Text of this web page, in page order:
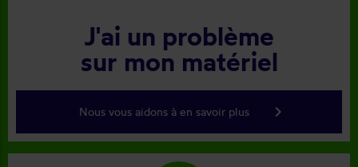
J'ai un problème
sur mon matériel
Nous vous aidons à en savoir plus keyboard_arrow_right